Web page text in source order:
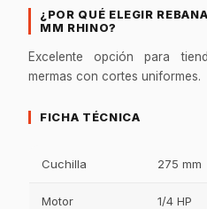
¿POR QUÉ ELEGIR
MM RHINO?
Excelente opción para
mermas con cortes uniformes.
FICHA TÉCNICA
Cuchilla 275 mm
Motor 1/4 HP